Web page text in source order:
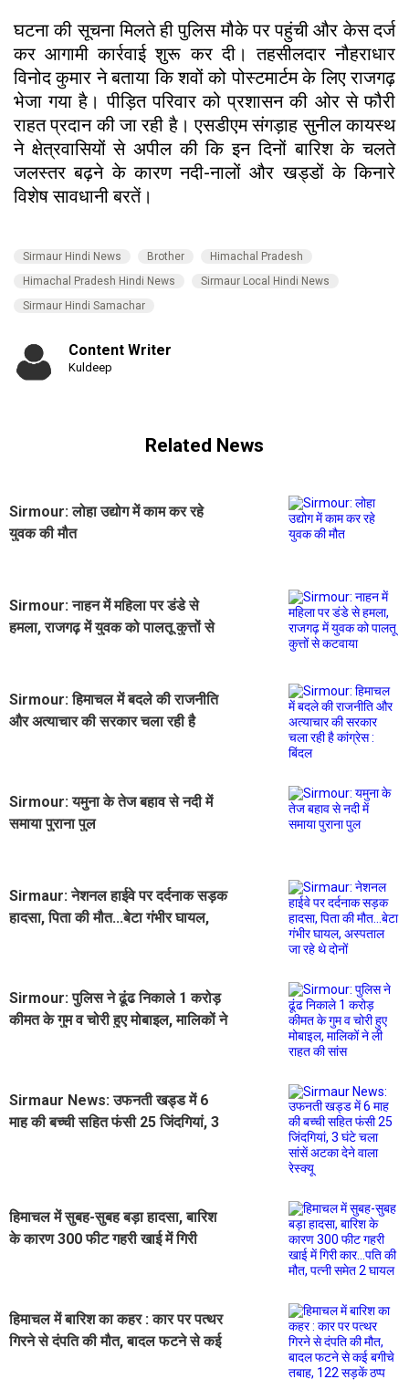
घटना की सूचना मिलते ही पुलिस मौके पर पहुंची और केस दर्ज
कर आगामी कार्रवाई शुरू कर दी। तहसीलदार नौहराधार
विनोद कुमार ने बताया कि शवों को पोस्टमार्टम के लिए राजगढ़
भेजा गया है। पीड़ित परिवार को प्रशासन की ओर से फौरी
राहत प्रदान की जा रही है। एसडीएम संगड़ाह सुनील कायस्थ
ने क्षेत्रवासियों से अपील की कि इन दिनों बारिश के चलते
जलस्तर बढ़ने के कारण नदी-नालों और खड्डों के किनारे
विशेष सावधानी बरतें।
Sirmaur Hindi News Brother
Himachal Pradesh
Himachal Pradesh Hindi News
Sirmaur Local Hindi News
Sirmaur Hindi Samachar
Content Writer
Kuldeep
Related News
Sirmour: लोहा उद्योग में काम कर रहे
युवक की मौत
Sirmour: नाहन में महिला पर डंडे से
हमला, राजगढ़ में युवक को पालतू कुत्तों से
Sirmour: हिमाचल में बदले की राजनीति
और अत्याचार की सरकार चला रही है
Sirmour: यमुना के तेज बहाव से नदी में
समाया पुराना पुल
Sirmaur: नेशनल हाईवे पर दर्दनाक सड़क
हादसा, पिता की मौत...बेटा गंभीर घायल,
Sirmour: पुलिस ने ढूंढ निकाले 1 करोड़
कीमत के गुम व चोरी हुए मोबाइल, मालिकों ने
Sirmaur News: उफनती खड्ड में 6
माह की बच्ची सहित फंसी 25 जिंदगियां, 3
हिमाचल में सुबह-सुबह बड़ा हादसा, बारिश
के कारण 300 फीट गहरी खाई में गिरी
हिमाचल में बारिश का कहर : कार पर पत्थर
गिरने से दंपति की मौत, बादल फटने से कई